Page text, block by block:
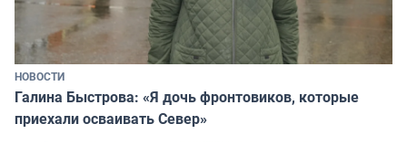
НОВОСТИ
Галина Быстрова: «Я дочь фронтовиков, которые
приехали осваивать Север»